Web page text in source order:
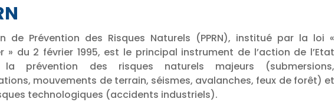
de Prévention des Risques Naturels (PPRN), institué par la loi «
» du 2 février 1995, est le principal instrument de l’action de l’Etat
la prévention des risques naturels majeurs (submersions,
mouvements de terrain, séismes, avalanches, feux de forêt) et
technologiques (accidents industriels).